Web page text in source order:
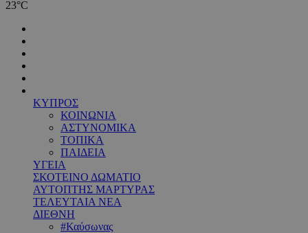
23°C
ΚΥΠΡΟΣ
ΚΟΙΝΩΝΙΑ
ΑΣΤΥΝΟΜΙΚΑ
ΤΟΠΙΚΑ
ΠΑΙΔΕΙΑ
ΥΓΕΙΑ
ΣΚΟΤΕΙΝΟ ΔΩΜΑΤΙΟ
ΑΥΤΟΠΤΗΣ ΜΑΡΤΥΡΑΣ
ΤΕΛΕΥΤΑΙΑ ΝΕΑ
ΔΙΕΘΝΗ
#Καύσωνας